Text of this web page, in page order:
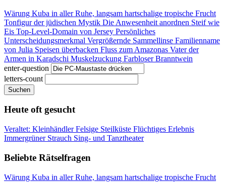
Wärung Kuba in aller Ruhe, langsam hartschalige tropische Frucht
Tonfigur der jüdischen Mystik Die Anwesenheit anordnen Steif wie
Eis Top-Level-Domain von Jersey Persönliches
Unterscheidungsmerkmal Vergrößernde Sammellinse Familienname
von Julia Speisen überbacken Fluss zum Amazonas Vater der
Armen in Karadschi Muskelzuckung Farbloser Branntwein
enter-question
letters-count
Suchen
Heute oft gesucht
Veraltet: KleinhändlerFelsige Steilküste Flüchtiges Erlebnis
Immergrüner Strauch Sing- und Tanztheater
Beliebte Rätselfragen
Wärung Kuba in aller Ruhe, langsam hartschalige tropische Frucht